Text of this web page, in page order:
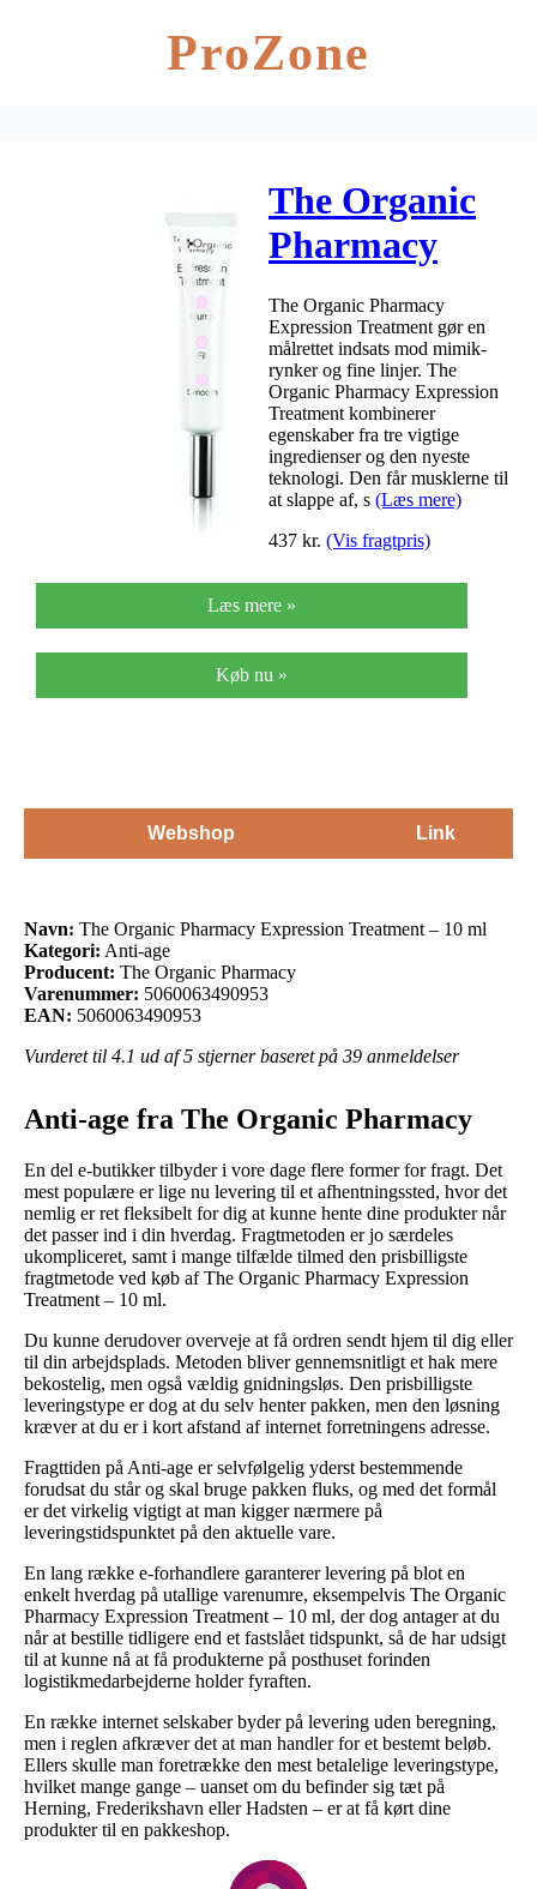
ProZone
The Organic
Pharmacy
Expression
Treatment –
10 ml
The Organic Pharmacy
Expression Treatment gør en
målrettet indsats mod mimik-
rynker og fine linjer. The
Organic Pharmacy Expression
Treatment kombinerer
egenskaber fra tre vigtige
ingredienser og den nyeste
teknologi. Den får musklerne til
at slappe af, s (Læs mere)
437 kr. (Vis fragtpris)
Læs mere »
Køb nu »
Webshop Link
Navn: The Organic Pharmacy Expression Treatment – 10 ml
Kategori: Anti-age
Producent: The Organic Pharmacy
Varenummer: 5060063490953
EAN: 5060063490953
Vurderet til 4.1 ud af 5 stjerner baseret på 39 anmeldelser
Anti-age fra The Organic Pharmacy
En del e-butikker tilbyder i vore dage flere former for fragt. Det
mest populære er lige nu levering til et afhentningssted, hvor det
nemlig er ret fleksibelt for dig at kunne hente dine produkter når
det passer ind i din hverdag. Fragtmetoden er jo særdeles
ukompliceret, samt i mange tilfælde tilmed den prisbilligste
fragtmetode ved køb af The Organic Pharmacy Expression
Treatment – 10 ml.
Du kunne derudover overveje at få ordren sendt hjem til dig eller
til din arbejdsplads. Metoden bliver gennemsnitligt et hak mere
bekostelig, men også vældig gnidningsløs. Den prisbilligste
leveringstype er dog at du selv henter pakken, men den løsning
kræver at du er i kort afstand af internet forretningens adresse.
Fragttiden på Anti-age er selvfølgelig yderst bestemmende
forudsat du står og skal bruge pakken fluks, og med det formål
er det virkelig vigtigt at man kigger nærmere på
leveringstidspunktet på den aktuelle vare.
En lang række e-forhandlere garanterer levering på blot en
enkelt hverdag på utallige varenumre, eksempelvis The Organic
Pharmacy Expression Treatment – 10 ml, der dog antager at du
når at bestille tidligere end et fastslået tidspunkt, så de har udsigt
til at kunne nå at få produkterne på posthuset forinden
logistikmedarbejderne holder fyraften.
En række internet selskaber byder på levering uden beregning,
men i reglen afkræver det at man handler for et bestemt beløb.
Ellers skulle man foretrække den mest betalelige leveringstype,
hvilket mange gange – uanset om du befinder sig tæt på
Herning, Frederikshavn eller Hadsten – er at få kørt dine
produkter til en pakkeshop.